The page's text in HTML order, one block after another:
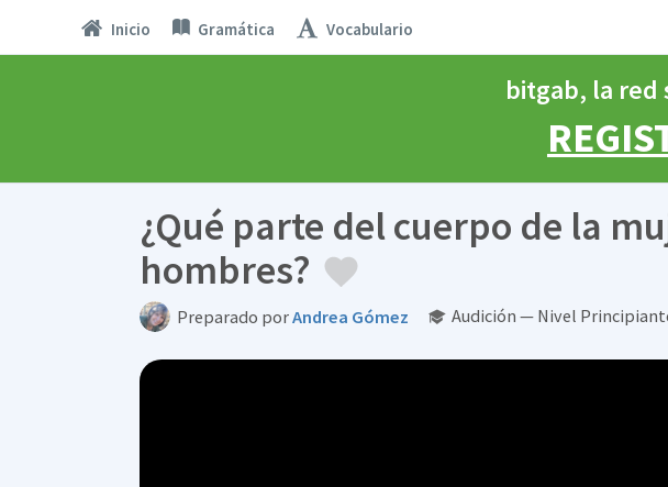
Inicio Gramática Vocabulario
bitgab, la red
¿Qué parte del cuerpo de la
hombres?
Preparado porAndrea Gómez Audición — Nivel